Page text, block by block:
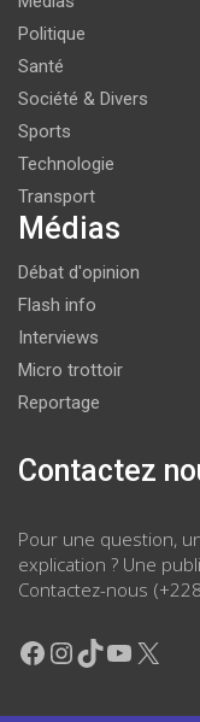
Politique
Santé
Société & Divers
Sports
Technologie
Transport
Médias
Débat d'opinion
Flash info
Interviews
Micro trottoir
Reportage
Contactez
Pour une question,
explication ? Une
Contactez-nous
Facebook
Instagram
TikTok
YouTube
X